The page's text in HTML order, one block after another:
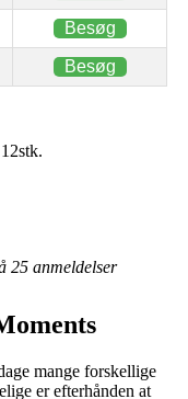
Besøg
Besøg
25 anmeldelser
mange forskellige
er efterhånden at